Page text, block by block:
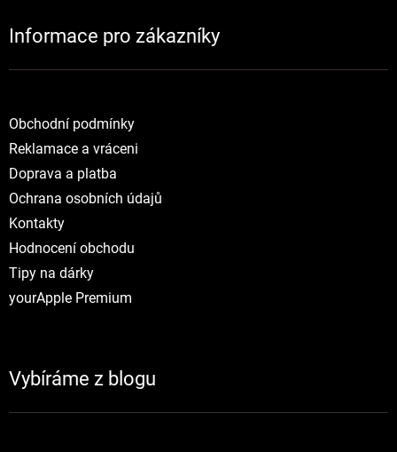
NOVINKY
Informace pro zákazníky
Obchodní podmínky
Reklamace a vráceni
Doprava a platba
Ochrana osobních údajů
Kontakty
Hodnocení obchodu
Tipy na dárky
yourApple Premium
Vybíráme z blogu